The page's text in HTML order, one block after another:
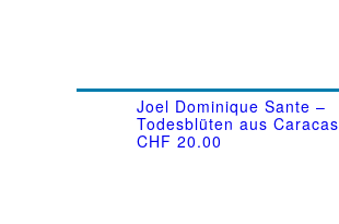
Joel Dominique Sante –
Todesblüten aus Caracas
CHF 20.00